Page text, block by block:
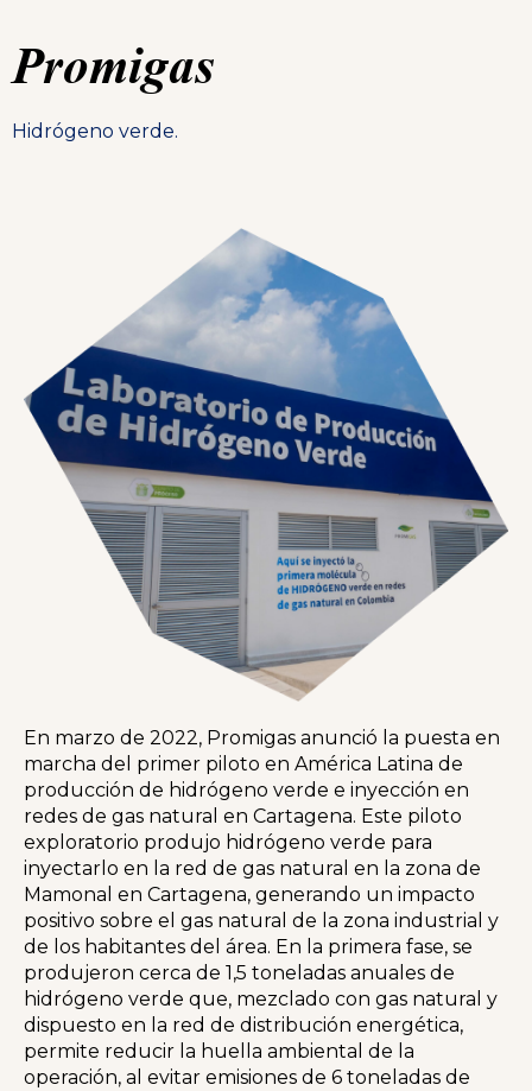
Promigas
Hidrógeno verde.
En marzo de 2022, Promigas anunció la puesta en
marcha del primer piloto en América Latina de
producción de hidrógeno verde e inyección en
redes de gas natural en Cartagena. Este piloto
exploratorio produjo hidrógeno verde para
inyectarlo en la red de gas natural en la zona de
Mamonal en Cartagena, generando un impacto
positivo sobre el gas natural de la zona industrial y
de los habitantes del área. En la primera fase, se
produjeron cerca de 1,5 toneladas anuales de
hidrógeno verde que, mezclado con gas natural y
dispuesto en la red de distribución energética,
permite reducir la huella ambiental de la
operación, al evitar emisiones de 6 toneladas de